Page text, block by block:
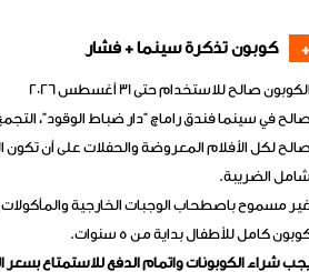
+ كوبون تذكرة سينما + فشار
الكوبون صالح للاستخدام حتى 31 أغسطس 2026
في سينما فندق راماچ "دار ضباط الوقود"،
لكل الأفلام المعروضة والحفلات على أن تكون
شامل الضريبة.
غير مسموح باصطحاب الوجبات الخارجية والمأكولات
كامل للأطفال بداية من 5 سنوات.
شراء الكوبونات واتمام الدفع للاستمتاع